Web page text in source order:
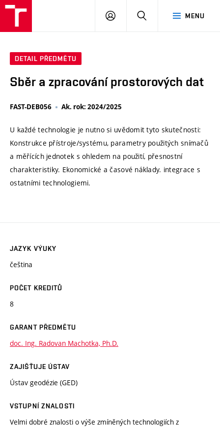
MENU
PŘIHLÁSIT
DETAIL PŘEDMĚTU
Sběr a zpracování prostorových dat
FAST-DEB056 Ak. rok: 2024/2025
U každé technologie je nutno si uvědomit tyto skutečnosti:
Konstrukce přístroje/systému, parametry použitých snímačů
a měřících jednotek s ohledem na použití, přesnostní
charakteristiky. Ekonomické a časové náklady. integrace s
ostatními technologiemi.
JAZYK VÝUKY
čeština
POČET KREDITŮ
8
GARANT PŘEDMĚTU
doc. Ing. Radovan Machotka, Ph.D.
ZAJIŠŤUJE ÚSTAV
Ústav geodézie (GED)
VSTUPNÍ ZNALOSTI
Velmi dobré znalosti o výše zmíněných technologiích z